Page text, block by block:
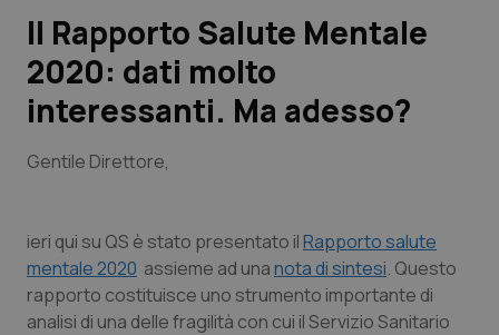
Lavoro e Professioni
Scienza e Farmaci
Studi e Analisi
Edizioni Regionali
QS Pro
Il Rapporto Salute Mentale
2020: dati molto
interessanti. Ma adesso?
Gentile Direttore,
ieri qui su QS è stato presentato ilRapporto salute
mentale 2020 assieme ad unanota di sintesi. Questo
rapporto costituisce uno strumento importante di
analisi di una delle fragilità con cui il Servizio Sanitario